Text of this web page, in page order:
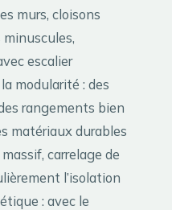
murs, cloisons
escalier
modularité : des
rangements bien
matériaux durables
carrelage de
l’isolation
: avec le